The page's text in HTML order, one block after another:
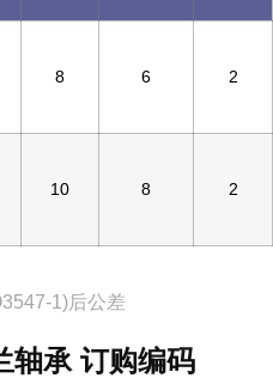
8 6 2
10 8 2
1)后公差
轴承 订购编码